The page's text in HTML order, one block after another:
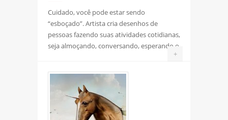
Cuidado, você pode estar sendo
“esboçado”. Artista cria desenhos de
pessoas fazendo suas atividades cotidianas,
seja almoçando, conversando, esperando o
+